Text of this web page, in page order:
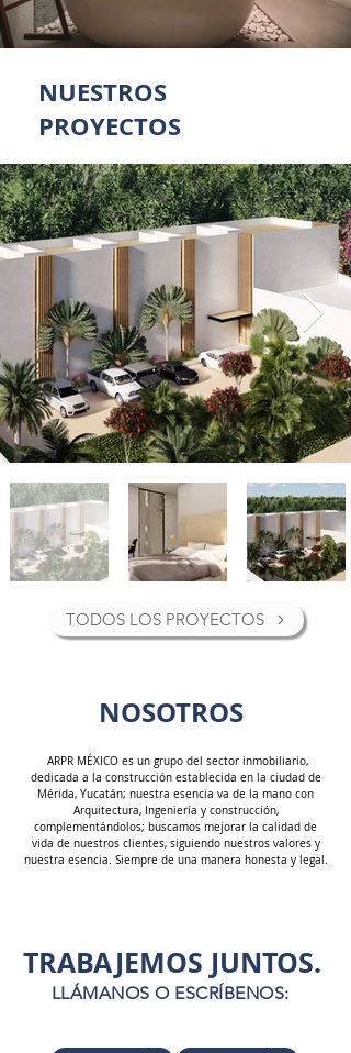
NUESTROS
PROYECTOS
TODOS LOS PROYECTOS
NOSOTROS
ARPR MÉXICO es un grupo del sector inmobiliario,
dedicada a la construcción establecida en la ciudad de
Mérida, Yucatán; nuestra esencia va de la mano con
Arquitectura, Ingeniería y construcción,
complementándolos; buscamos mejorar la calidad de
vida de nuestros clientes, siguiendo nuestros valores y
nuestra esencia. Siempre de una manera honesta y legal.
TRABAJEMOS JUNTOS.
LLÁMANOS O ESCRÍBENOS: